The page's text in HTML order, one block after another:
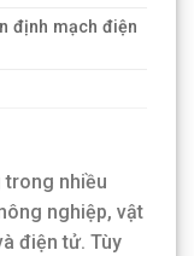
định mạch điện
trong nhiều
nghiệp, vật
điện tử. Tùy